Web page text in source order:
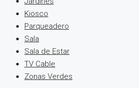
Kiosco
Parqueadero
Sala
Sala de Estar
TV Cable
Zonas Verdes